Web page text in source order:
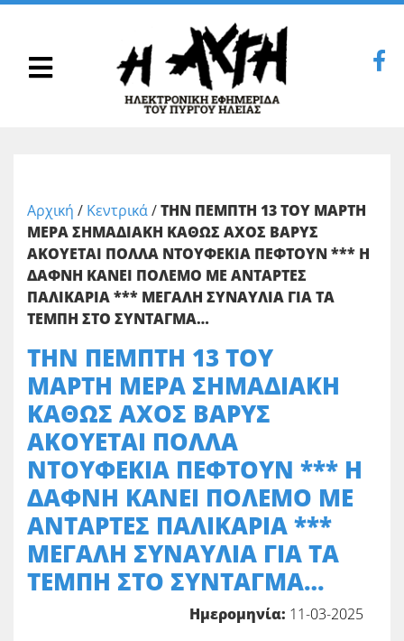
Αρχική / Κεντρικά/ΤΗΝ ΠΕΜΠΤΗ 13 ΤΟΥ ΜΑΡΤΗ
ΜΕΡΑ ΣΗΜΑΔΙΑΚΗ ΚΑΘΩΣ ΑΧΟΣ ΒΑΡΥΣ
ΑΚΟΥΕΤΑΙ ΠΟΛΛΑ ΝΤΟΥΦΕΚΙΑ ΠΕΦΤΟΥΝ *** Η
ΔΑΦΝΗ ΚΑΝΕΙ ΠΟΛΕΜΟ ΜΕ ΑΝΤΑΡΤΕΣ
ΠΑΛΙΚΑΡΙΑ *** ΜΕΓΑΛΗ ΣΥΝΑΥΛΙΑ ΓΙΑ ΤΑ
ΤΕΜΠΗ ΣΤΟ ΣΥΝΤΑΓΜΑ…
ΤΗΝ ΠΕΜΠΤΗ 13 ΤΟΥ
ΜΑΡΤΗ ΜΕΡΑ ΣΗΜΑΔΙΑΚΗ
ΚΑΘΩΣ ΑΧΟΣ ΒΑΡΥΣ
ΑΚΟΥΕΤΑΙ ΠΟΛΛΑ
ΝΤΟΥΦΕΚΙΑ ΠΕΦΤΟΥΝ *** Η
ΔΑΦΝΗ ΚΑΝΕΙ ΠΟΛΕΜΟ ΜΕ
ΑΝΤΑΡΤΕΣ ΠΑΛΙΚΑΡΙΑ ***
ΜΕΓΑΛΗ ΣΥΝΑΥΛΙΑ ΓΙΑ ΤΑ
ΤΕΜΠΗ ΣΤΟ ΣΥΝΤΑΓΜΑ…
Ημερομηνία: 11-03-2025